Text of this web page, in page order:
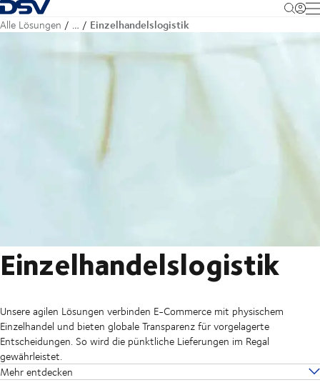
Zurück zur Startseite
Alle Lösungen … Einzelhandelslogistik
Einzelhandelslogistik
Unsere agilen Lösungen verbinden E-Commerce mit physischem
Einzelhandel und bieten globale Transparenz für vorgelagerte
Entscheidungen. So wird die pünktliche Lieferungen im Regal
gewährleistet.
Mehr entdecken